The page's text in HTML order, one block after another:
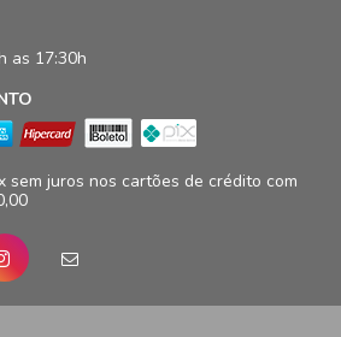
as 17:30h
sem juros nos cartões de crédito com